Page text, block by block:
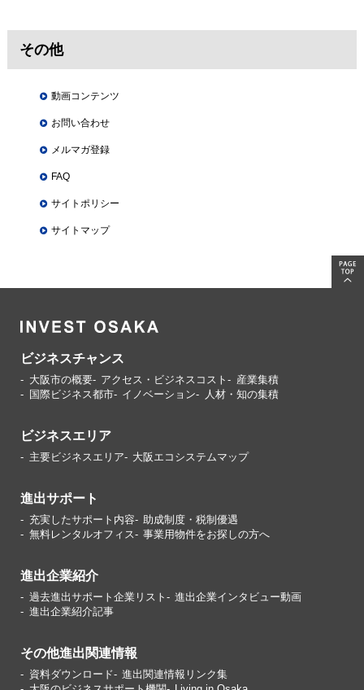
その他
動画コンテンツ
お問い合わせ
メルマガ登録
FAQ
サイトポリシー
サイトマップ
ビジネスチャンス
大阪市の概要 アクセス・ビジネスコスト
産業集積
国際ビジネス都市
イノベーション 人材・知の集積
ビジネスエリア
主要ビジネスエリア 大阪エコシステムマップ
進出サポート
充実したサポート内容
助成制度・税制優遇
無料レンタルオフィス
事業用物件をお探しの方へ
進出企業紹介
過去進出サポート企業リスト
進出企業インタビュー動画
進出企業紹介記事
その他進出関連情報
資料ダウンロード
進出関連情報リンク集